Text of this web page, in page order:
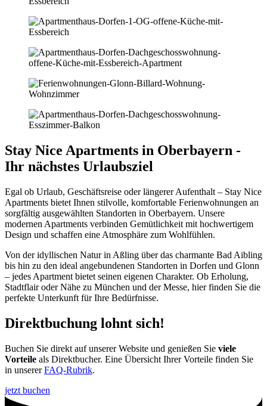
Stay Nice Apartments in Oberbayern -
Ihr nächstes Urlaubsziel
Egal ob Urlaub, Geschäftsreise oder längerer Aufenthalt – Stay Nice
Apartments bietet Ihnen stilvolle, komfortable Ferienwohnungen an
sorgfältig ausgewählten Standorten in Oberbayern. Unsere
modernen Apartments verbinden Gemütlichkeit mit hochwertigem
Design und schaffen eine Atmosphäre zum Wohlfühlen.
Von der idyllischen Natur in Aßling über das charmante Bad Aibling
bis hin zu den ideal angebundenen Standorten in Dorfen und Glonn
– jedes Apartment bietet seinen eigenen Charakter. Ob Erholung,
Stadtflair oder Nähe zu München und der Messe, hier finden Sie die
perfekte Unterkunft für Ihre Bedürfnisse.
Direktbuchung lohnt sich!
Buchen Sie direkt auf unserer Website und genießen Sie viele
Vorteile als Direktbucher. Eine Übersicht Ihrer Vorteile finden Sie
in unsererFAQ-Rubrik.
jetzt buchen